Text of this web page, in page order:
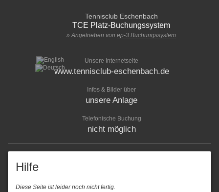
Tennisclub Eschenbach
TCE Platz-Buchungssystem
» Angetrieben von ep-3 Buchungssystem
Unsere Internetseite
www.tennisclub-eschenbach.de
Infos & Bilder über
unsere Anlage
Telefonische Buchung
nicht möglich
Hilfe
Diese Seite ist leider noch nicht fertig.